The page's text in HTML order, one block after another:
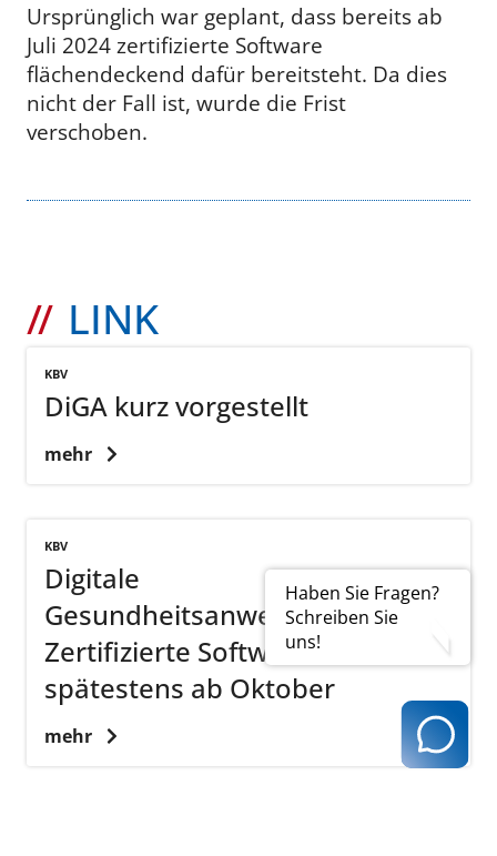
Haben Sie Fragen?
Schreiben Sie
uns!
Ursprünglich war geplant, dass bereits ab
Juli 2024 zertifizierte Software
flächendeckend dafür bereitsteht. Da dies
nicht der Fall ist, wurde die Frist
verschoben.
LINK
KBV
DiGA kurz vorgestellt
mehr
KBV
Digitale
Gesundheitsanwendungen:
Zertifizierte Software
spätestens ab Oktober
mehr